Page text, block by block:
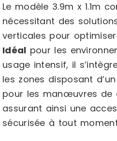
Le modèle 3.9m x 1.1m
nécessitant des
verticales pour
Idéal pour les
usage intensif, il
les zones disposant
pour les manœuvres de
assurant ainsi une
sécurisée à tout